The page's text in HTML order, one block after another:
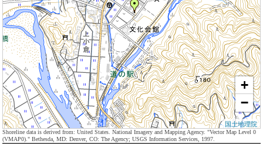
+
−
国土地理院
Shoreline data is derived from: United States. National Imagery and Mapping Agency. "Vector Map Level 0
(VMAP0)." Bethesda, MD: Denver, CO: The Agency; USGS Information Services, 1997.